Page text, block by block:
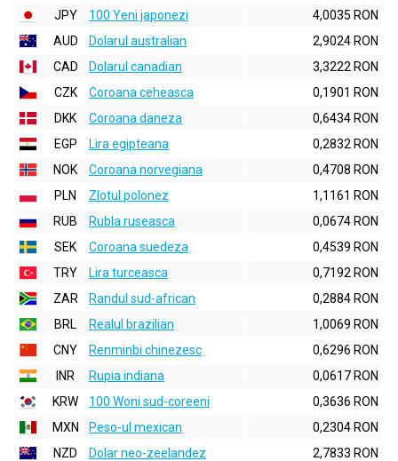
JPY
100 Yeni japonezi
4,0035 RON
AUD
Dolarul australian
2,9024 RON
CAD
Dolarul canadian
3,3222 RON
CZK
Coroana ceheasca
0,1901 RON
DKK
Coroana daneza
0,6434 RON
EGP
Lira egipteana
0,2832 RON
NOK
Coroana norvegiana
0,4708 RON
PLN
Zlotul polonez
1,1161 RON
RUB
Rubla ruseasca
0,0674 RON
SEK
Coroana suedeza
0,4539 RON
TRY
Lira turceasca
0,7192 RON
ZAR
Randul sud-african
0,2884 RON
BRL
Realul brazilian
1,0069 RON
CNY
Renminbi chinezesc
0,6296 RON
INR
Rupia indiana
0,0617 RON
KRW
100 Woni sud-coreeni
0,3636 RON
MXN
Peso-ul mexican
0,2304 RON
NZD
Dolar neo-zeelandez
2,7833 RON